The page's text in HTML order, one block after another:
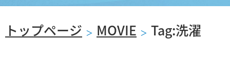
SERVICE
トップページ ＞ MOVIE ＞ Tag:洗濯